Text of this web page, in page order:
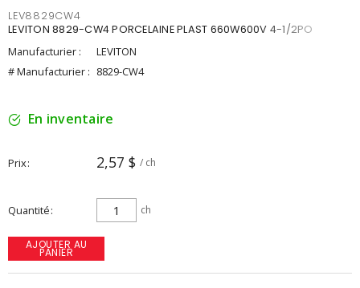
LEV8829CW4
LEVITON 8829-CW4 PORCELAINE PLAST 660W600V 4-1/2PO
Manufacturier :
LEVITON
# Manufacturier : 8829-CW4
En inventaire
Prix 2,57 $ / ch
Quantité ch
AJOUTER AU
PANIER